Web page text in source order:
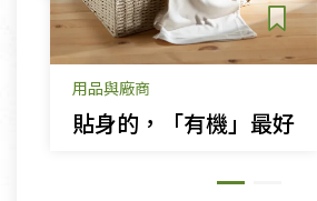
用品與廠商
貼身的，「有機」最好